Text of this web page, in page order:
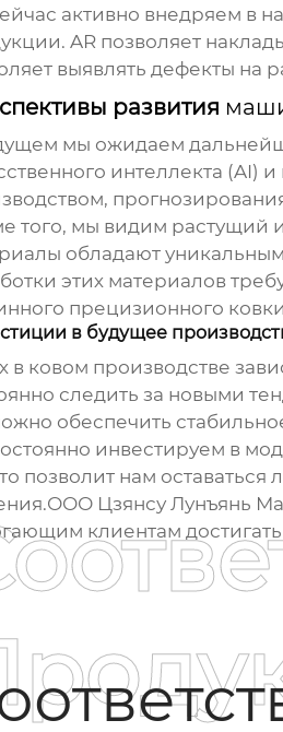
активно внедряем в
AR позволяет
выявлять дефекты на
развития
мы ожидаем
интеллекта (AI)
того, мы видим растущий
обладают
этих материалов
прецизионного ковки
в будущее
в ковом производстве
следить за новыми
обеспечить
инвестируем в
позволит нам
Цзянсу Лунъянь
клиентам